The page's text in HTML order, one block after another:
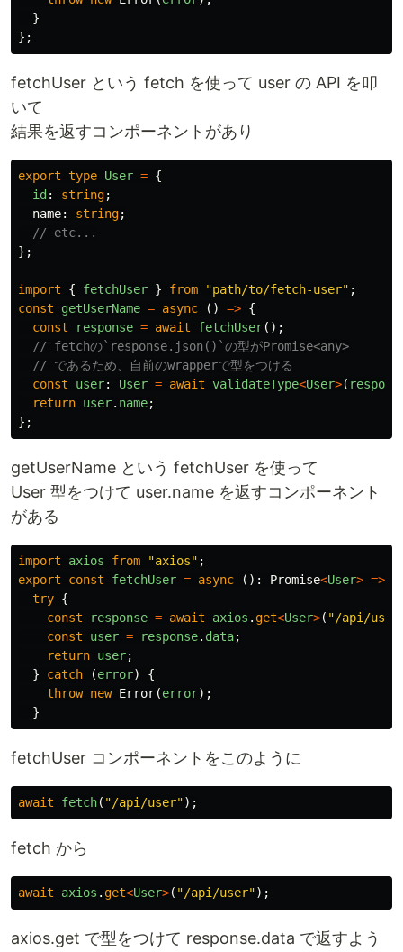
}
};
fetchUser という fetch を使って user の API を叩
いて
結果を返すコンポーネントがあり
export type User = {
id : string;
name: string;
// etc...
};
import { fetchUser } from "path/to/fetch-user" ;
const
getUserName = async () => {
const
response = await fetchUser();
// fetchの`response.json()`の型がPromise<any>
// であるため、自前のwrapperで型をつける
const
user: User = await validateType<User>(
return user. name;
};
getUserName という fetchUser を使って
User 型をつけて user.name を返すコンポーネント
がある
import axios from "axios" ;
export
const fetchUser = async (): Promise<User> =>
try {
const
response = await axios . get<User>( "/api/user
const
user = response. data;
return user;
}
catch (error)
{
throw new Error(error);
}
fetchUser コンポーネントをこのように
await fetch( "/api/user");
fetch から
await axios . get<User>( "/api/user");
axios.get で型をつけて response.data で返すよう